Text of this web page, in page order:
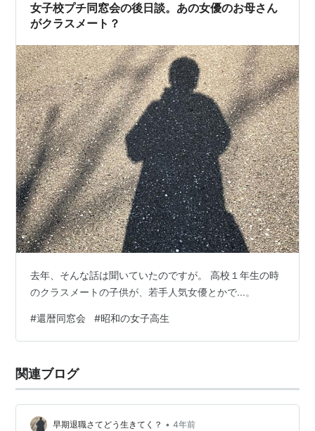
女子校プチ同窓会の後日談。あの女優のお母さん
がクラスメート？
去年、そんな話は聞いていたのですが。 高校１年生の時
のクラスメートの子供が、若手人気女優とかで...。
#還暦同窓会 #昭和の女子高生
関連ブログ
早期退職さてどう生きてく？ • 4年前